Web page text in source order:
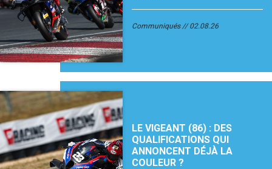
Communiqués 02.08.26
LE VIGEANT (86) : DES
QUALIFICATIONS QUI
ANNONCENT DÉJÀ LA
COULEUR ?